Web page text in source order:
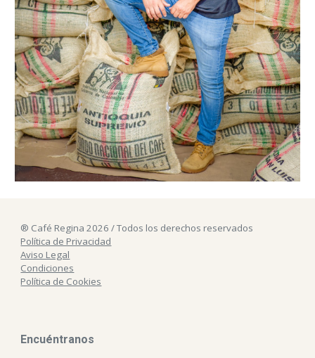
® Café Regina 2026 / Todos los derechos reservados
Política de Privacidad
Aviso Legal
Condiciones
Política de Cookies
Encuéntranos